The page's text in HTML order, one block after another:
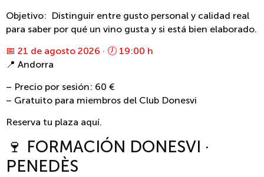
Objetivo: Distinguir entre gusto personal y calidad real
para saber por qué un vino gusta y si está bien elaborado.
📅 21 de agosto 2026 · 🕖 19:00 h
📍 Andorra
– Precio por sesión: 60 €
– Gratuito para miembros del Club Donesvi
Reserva tu plaza aquí.
🍷 FORMACIÓN DONESVI ·
PENEDÈS